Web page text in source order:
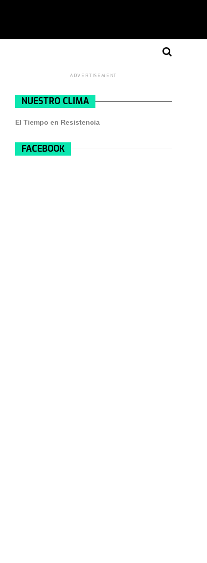
ADVERTISEMENT
NUESTRO CLIMA
El Tiempo en Resistencia
FACEBOOK